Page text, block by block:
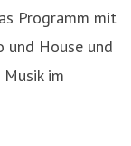
Programm mit
und House und
im